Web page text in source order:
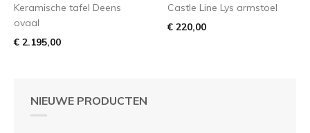
NIEUWE PRODUCTEN
Keramische tafel Deens
ovaal
€ 2.195,00
Castle Line Lys armstoel
€ 220,00